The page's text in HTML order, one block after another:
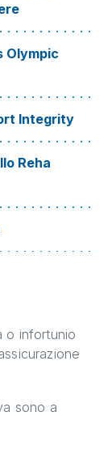
Olympic
Integrity
Reha
o infortunio
sono a